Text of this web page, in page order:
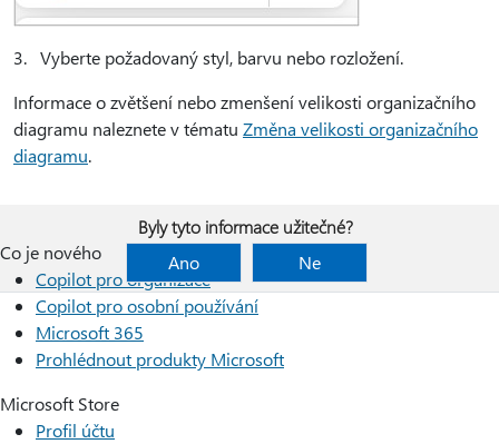
3. Vyberte požadovaný styl, barvu nebo rozložení.
Informace o zvětšení nebo zmenšení velikosti organizačního
diagramu naleznete v tématu Změna velikosti organizačního
diagramu.
Byly tyto informace užitečné?
Ano
Ne
Co je nového
Copilot pro organizace
Copilot pro osobní používání
Microsoft 365
Prohlédnout produkty Microsoft
Microsoft Store
Profil účtu